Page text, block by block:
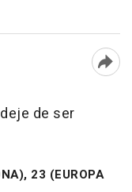
de ser
23 (EUROPA